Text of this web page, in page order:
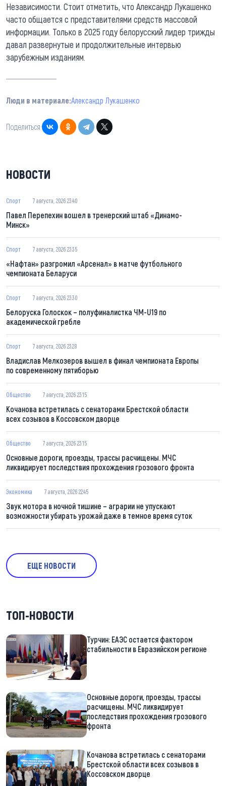
Независимости. Стоит отметить, что Александр Лукашенко
часто общается с представителями средств массовой
информации. Только в 2025 году белорусский лидер трижды
давал развернутые и продолжительные интервью
зарубежным изданиям.
Люди в материале:Александр Лукашенко
Поделиться:
НОВОСТИ
Спорт 7 августа, 2026 23:40
Павел Перепехин вошел в тренерский штаб «Динамо-
Минск»
Спорт 7 августа, 2026 23:35
«Нафтан» разгромил «Арсенал» в матче футбольного
чемпионата Беларуси
Спорт 7 августа, 2026 23:30
Белоруска Голоскок – полуфиналистка ЧМ-U19 по
академической гребле
Спорт 7 августа, 2026 23:28
Владислав Мелкозеров вышел в финал чемпионата Европы
по современному пятиборью
Общество 7 августа, 2026 23:15
Кочанова встретилась с сенаторами Брестской области
всех созывов в Коссовском дворце
Общество 7 августа, 2026 23:15
Основные дороги, проезды, трассы расчищены. МЧС
ликвидирует последствия прохождения грозового фронта
Экономика 7 августа, 2026 22:45
Звук мотора в ночной тишине – аграрии не упускают
возможности убирать урожай даже в темное время суток
ЕЩЕ НОВОСТИ
ТОП-НОВОСТИ
Турчин: ЕАЭС остается фактором
стабильности в Евразийском регионе
Основные дороги, проезды, трассы
расчищены. МЧС ликвидирует
последствия прохождения грозового
фронта
Кочанова встретилась с сенаторами
Брестской области всех созывов в
Коссовском дворце